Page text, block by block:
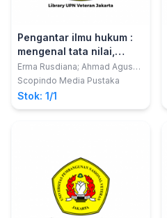
Pengantar ilmu hukum :
mengenal tata nilai,
norma dan falsafah
dasar pembentukan ilmu
hukum
Erma Rusdiana; Ahmad Agus
Ramdlany
Scopindo Media Pustaka
Stok: 1/1